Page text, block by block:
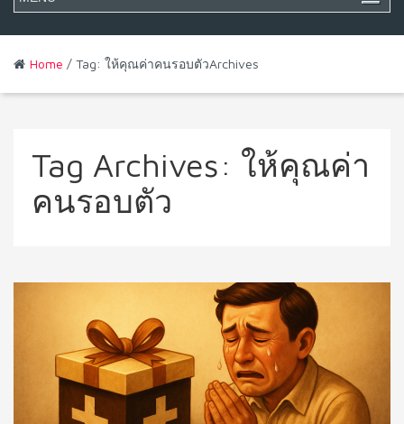
Home / Tag: ให้คุณค่าคนรอบตัวArchives
Tag Archives: ให้คุณค่า
คนรอบตัว